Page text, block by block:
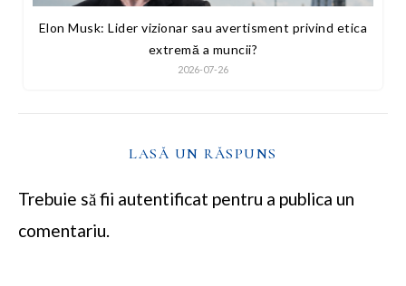
Elon Musk: Lider vizionar sau avertisment privind etica
extremă a muncii?
2026-07-26
LASĂ UN RĂSPUNS
Trebuie să fii autentificat pentru a publica un
comentariu.